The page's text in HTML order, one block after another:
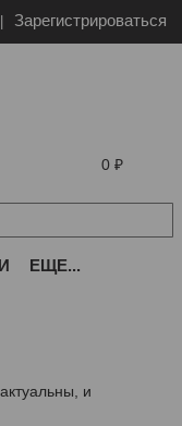
Зарегистрироваться
0
ЕЩЕ...
и